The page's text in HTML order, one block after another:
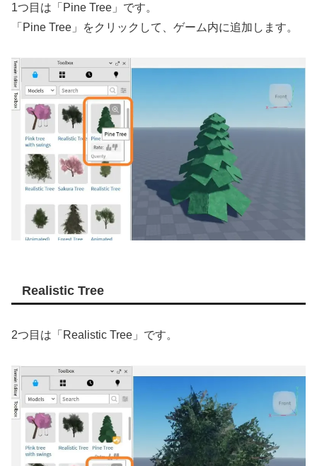
1つ目は「Pine Tree」です。
「Pine Tree」をクリックして、ゲーム内に追加します。
Realistic Tree
2つ目は「Realistic Tree」です。